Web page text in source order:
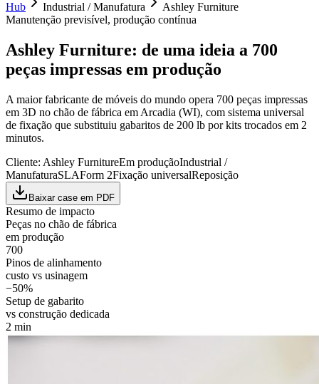
Hub
Industrial / Manufatura
Ashley Furniture
Manutenção previsível, produção contínua
Ashley Furniture: de uma ideia a 700
peças impressas em produção
A maior fabricante de móveis do mundo opera 700 peças impressas
em 3D no chão de fábrica em Arcadia (WI), com sistema universal
de fixação que substituiu gabaritos de 200 lb por kits trocados em 2
minutos.
Cliente: Ashley FurnitureEm produçãoIndustrial /
ManufaturaSLAForm 2Fixação universalReposição
Baixar case em PDF
Resumo de impacto
Peças no chão de fábrica
em produção
700
Pinos de alinhamento
custo vs usinagem
−50%
Setup de gabarito
vs construção dedicada
2 min